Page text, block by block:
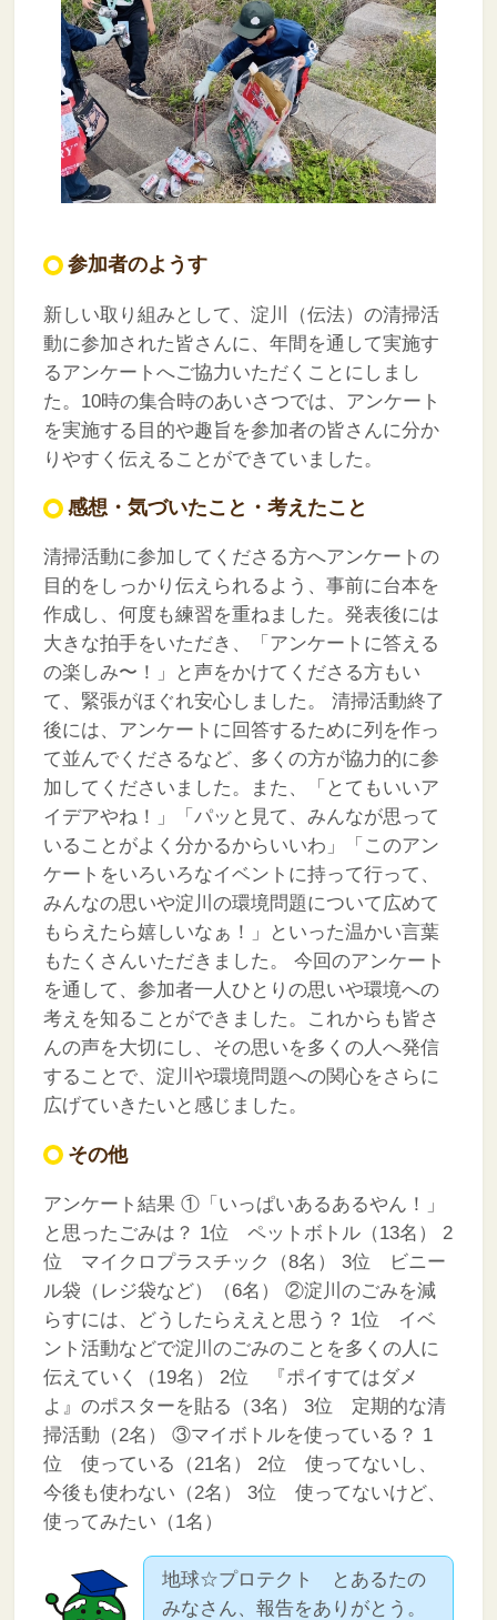
参加者のようす
新しい取り組みとして、淀川（伝法）の清掃活
動に参加された皆さんに、年間を通して実施す
るアンケートへご協力いただくことにしまし
た。10時の集合時のあいさつでは、アンケート
を実施する目的や趣旨を参加者の皆さんに分か
りやすく伝えることができていました。
感想・気づいたこと・考えたこと
清掃活動に参加してくださる方へアンケートの
目的をしっかり伝えられるよう、事前に台本を
作成し、何度も練習を重ねました。発表後には
大きな拍手をいただき、「アンケートに答える
の楽しみ〜！」と声をかけてくださる方もい
て、緊張がほぐれ安心しました。
清掃活動終了
後には、アンケートに回答するために列を作っ
て並んでくださるなど、多くの方が協力的に参
加してくださいました。また、「とてもいいア
イデアやね！」「パッと見て、みんなが思って
いることがよく分かるからいいわ」「このアン
ケートをいろいろなイベントに持って行って、
みんなの思いや淀川の環境問題について広めて
もらえたら嬉しいなぁ！」といった温かい言葉
もたくさんいただきました。
今回のアンケート
を通して、参加者一人ひとりの思いや環境への
考えを知ることができました。これからも皆さ
んの声を大切にし、その思いを多くの人へ発信
することで、淀川や環境問題への関心をさらに
広げていきたいと感じました。
その他
アンケート結果 ①「いっぱいあるあるやん！」
と思ったごみは？ 1位 ペットボトル（13名）
2
位 マイクロプラスチック（8名）
3位 ビニー
ル袋（レジ袋など）（6名）
②淀川のごみを減
らすには、どうしたらええと思う？ 1位 イベ
ント活動などで淀川のごみのことを多くの人に
伝えていく（19名）
2位 『ポイすてはダメ
よ』のポスターを貼る（3名）
3位 定期的な清
掃活動（2名）
③マイボトルを使っている？ 1
位 使っている（21名）
2位 使ってないし、
今後も使わない（2名）
3位 使ってないけど、
使ってみたい（1名）
地球☆プロテクト とあるたの
みなさん、報告をありがとう。